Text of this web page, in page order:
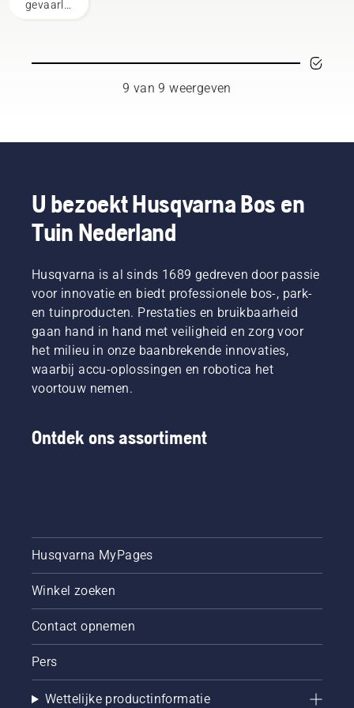
En ze
veeleisende
gevaarlijk
grondregels
zich
concentreren
op de
taak die
ligt.
de
ketting.
korte
controleert
of uw
juist
werkt.
Controleer
motor
op
komen.
Olie op
9 van 9 weergeven
U bezoekt Husqvarna Bos en
Tuin Nederland
Husqvarna is al sinds 1689 gedreven door passie
voor innovatie en biedt professionele bos-, park-
en tuinproducten. Prestaties en bruikbaarheid
gaan hand in hand met veiligheid en zorg voor
het milieu in onze baanbrekende innovaties,
waarbij accu-oplossingen en robotica het
voortouw nemen.
Ontdek ons assortiment
Husqvarna MyPages
Winkel zoeken
Contact opnemen
Pers
Wettelijke productinformatie